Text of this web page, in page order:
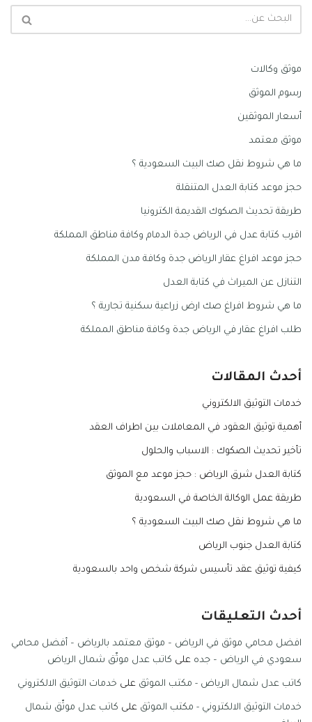
موثق وكالات
رسوم الموثق
أسعار الموثقين
موثق معتمد
ما هي شروط نقل صك البيت السعودية ؟
حجز موعد كتابة العدل المتنقلة
طريقة تحديث الصكوك القديمة الكترونيا
اقرب كتابة عدل في الرياض جدة الدمام وكافة مناطق المملكة
حجز موعد افراغ عقار الرياض جدة وكافة مدن المملكة
التنازل عن الميراث في كتابة العدل
ما هي شروط افراغ صك ارض زراعية سكنية تجارية ؟
طلب افراغ عقار في الرياض جدة وكافة مناطق المملكة
أحدث المقالات
خدمات التوثيق الالكتروني
أهمية توثيق العقود في المعاملات بين اطراف العقد
تأخير تحديث الصكوك : الاسباب والحلول
كتابة العدل شرق الرياض : حجز موعد مع الموثق
طريقة عمل الوكالة الخاصة في السعودية
ما هي شروط نقل صك البيت السعودية ؟
كتابة العدل جنوب الرياض
كيفية توثيق عقد تأسيس شركة شخص واحد بالسعودية
أحدث التعليقات
افضل محامي موثق في الرياض – موثق معتمد بالرياض – أفضل محامي
سعودي في الرياض – جده على كاتب عدل موثّق شمال الرياض
كاتب عدل شمال الرياض - مكتب الموثق على خدمات التوثيق الالكتروني
خدمات التوثيق الالكتروني - مكتب الموثق على كاتب عدل موثّق شمال